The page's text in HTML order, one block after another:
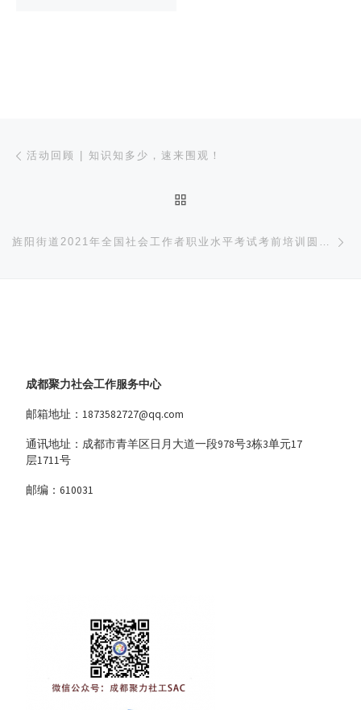
文章导航
活动回顾 | 知识知多少，速来围观！
旌阳街道2021年全国社会工作者职业水平考试考前培训圆满举办
成都聚力社会工作服务中心
邮箱地址：1873582727@qq.com
通讯地址：成都市青羊区日月大道一段978号3栋3单元17
层1711号
邮编：610031